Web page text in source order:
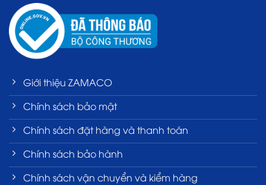
Giới thiệu ZAMACO
Chính sách bảo mật
Chính sách đặt hàng và thanh toán
Chính sách bảo hành
Chính sách vận chuyển và kiểm hàng